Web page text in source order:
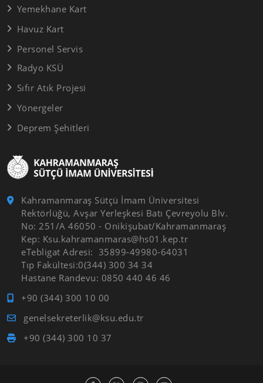
Kahramanmaraş Sütçü İmam Üniversitesi
Rektörlüğü, Avşar Yerleşkesi Batı Çevreyolu Blv.
No: 251/A 46050 - Onikişubat/Kahramanmaraş
Kep: Ksu.kahramanmaras@hs01.kep.tr
eTebligat Adresi: 35899-49980-64031
Tıp Fakültesi:0(344) 300 34 34
Hastane Randevu: 0850 440 46 46
+90 (344) 300 10 00
genelsekreterlik@ksu.edu.tr
+90 (344) 300 10 37
Yemekhane Kart
Havuz Kart
Personel Servis
Radyo KSÜ
Sıfır Atık Projesi
Yönergeler
Deprem Şehitleri